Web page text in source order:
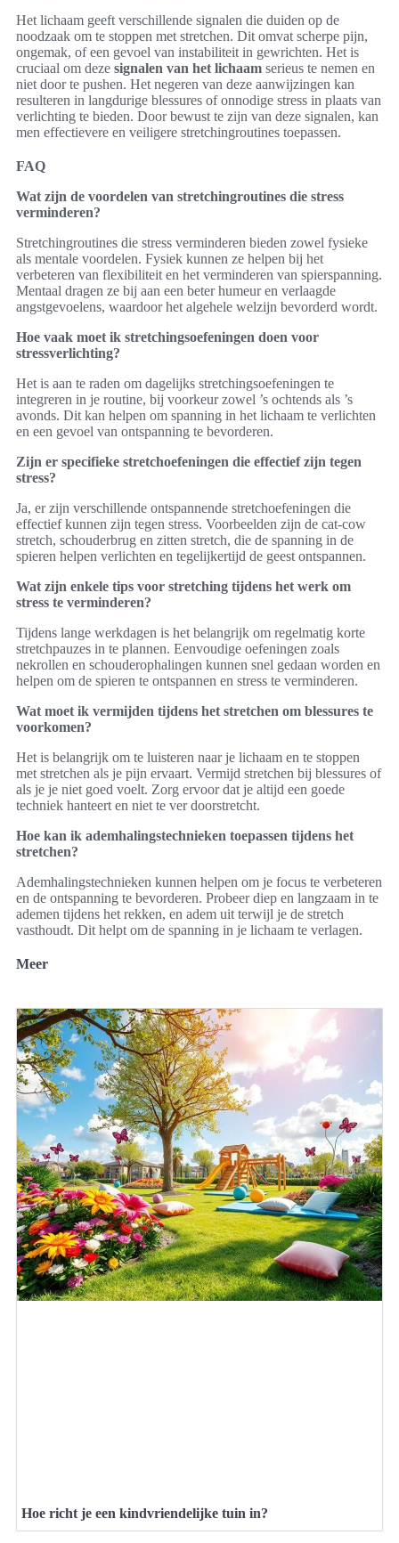
Het lichaam geeft verschillende signalen die duiden op de
noodzaak om te stoppen met stretchen. Dit omvat scherpe pijn,
ongemak, of een gevoel van instabiliteit in gewrichten. Het is
cruciaal om deze signalen van het lichaam serieus te nemen en
niet door te pushen. Het negeren van deze aanwijzingen kan
resulteren in langdurige blessures of onnodige stress in plaats van
verlichting te bieden. Door bewust te zijn van deze signalen, kan
men effectievere en veiligere stretchingroutines toepassen.
FAQ
Wat zijn de voordelen van stretchingroutines die stress
verminderen?
Stretchingroutines die stress verminderen bieden zowel fysieke
als mentale voordelen. Fysiek kunnen ze helpen bij het
verbeteren van flexibiliteit en het verminderen van spierspanning.
Mentaal dragen ze bij aan een beter humeur en verlaagde
angstgevoelens, waardoor het algehele welzijn bevorderd wordt.
Hoe vaak moet ik stretchingsoefeningen doen voor
stressverlichting?
Het is aan te raden om dagelijks stretchingsoefeningen te
integreren in je routine, bij voorkeur zowel ’s ochtends als ’s
avonds. Dit kan helpen om spanning in het lichaam te verlichten
en een gevoel van ontspanning te bevorderen.
Zijn er specifieke stretchoefeningen die effectief zijn tegen
stress?
Ja, er zijn verschillende ontspannende stretchoefeningen die
effectief kunnen zijn tegen stress. Voorbeelden zijn de cat-cow
stretch, schouderbrug en zitten stretch, die de spanning in de
spieren helpen verlichten en tegelijkertijd de geest ontspannen.
Wat zijn enkele tips voor stretching tijdens het werk om
stress te verminderen?
Tijdens lange werkdagen is het belangrijk om regelmatig korte
stretchpauzes in te plannen. Eenvoudige oefeningen zoals
nekrollen en schouderophalingen kunnen snel gedaan worden en
helpen om de spieren te ontspannen en stress te verminderen.
Wat moet ik vermijden tijdens het stretchen om blessures te
voorkomen?
Het is belangrijk om te luisteren naar je lichaam en te stoppen
met stretchen als je pijn ervaart. Vermijd stretchen bij blessures of
als je je niet goed voelt. Zorg ervoor dat je altijd een goede
techniek hanteert en niet te ver doorstretcht.
Hoe kan ik ademhalingstechnieken toepassen tijdens het
stretchen?
Ademhalingstechnieken kunnen helpen om je focus te verbeteren
en de ontspanning te bevorderen. Probeer diep en langzaam in te
ademen tijdens het rekken, en adem uit terwijl je de stretch
vasthoudt. Dit helpt om de spanning in je lichaam te verlagen.
Meer
Hoe richt je een kindvriendelijke tuin in?